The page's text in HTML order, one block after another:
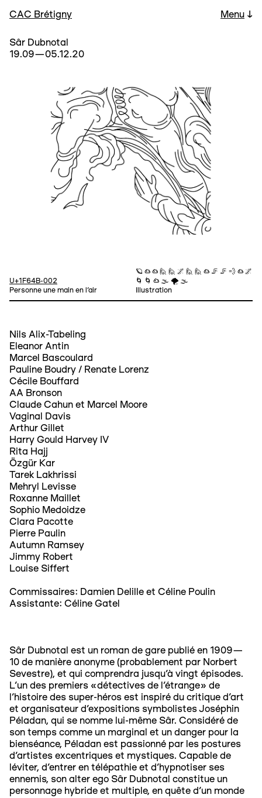
CAC Brétigny Menu ↓
Sâr Dubnotal
19.09—05.12.20
U+1F64B-002
Personne une main en l’air
🪐 ☁ ☁ 🙋 🙋 🌌 🙋 🙋 ☁ 🦵 🦵 💨 ☁ 🌌
🌀 🌀 ☁ 🌫 🌪 🌫
Illustration
Nils Alix-Tabeling
Eleanor Antin
Marcel Bascoulard
Pauline Boudry / Renate Lorenz
Cécile Bouffard
AA Bronson
Claude Cahun et Marcel Moore
Vaginal Davis
Arthur Gillet
Harry Gould Harvey IV
Rita Hajj
Özgür Kar
Tarek Lakhrissi
Mehryl Levisse
Roxanne Maillet
Sophio Medoidze
Clara Pacotte
Pierre Paulin
Autumn Ramsey
Jimmy Robert
Louise Siffert
Commissaires: Damien Delille et Céline Poulin
Assistante: Céline Gatel
Sâr Dubnotal est un roman de gare publié en 1909—
10 de manière anonyme (probablement par Norbert
Sevestre), et qui comprendra jusqu’à vingt épisodes.
L’un des premiers «détectives de l’étrange» de
l’histoire des super-héros est inspiré du critique d’art
et organisateur d’expositions symbolistes Joséphin
Péladan, qui se nomme lui-même Sâr. Considéré de
son temps comme un marginal et un danger pour la
bienséance, Péladan est passionné par les postures
d’artistes excentriques et mystiques. Capable de
léviter, d’entrer en télépathie et d’hypnotiser ses
ennemis, son alter ego Sâr Dubnotal constitue un
personnage hybride et multiple, en quête d’un monde